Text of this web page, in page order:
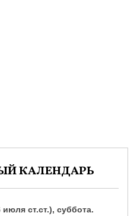
КАЛЕНДАРЬ
июля ст.ст.), суббота.